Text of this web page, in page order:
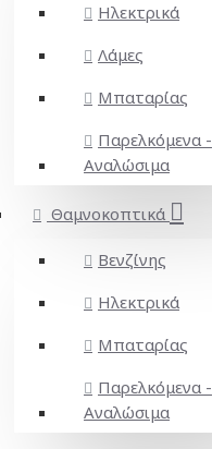
Ηλεκτρικά
Λάμες
Μπαταρίας
Παρελκόμενα -
Αναλώσιμα
Θαμνοκοπτικά
Βενζίνης
Ηλεκτρικά
Μπαταρίας
Παρελκόμενα -
Αναλώσιμα